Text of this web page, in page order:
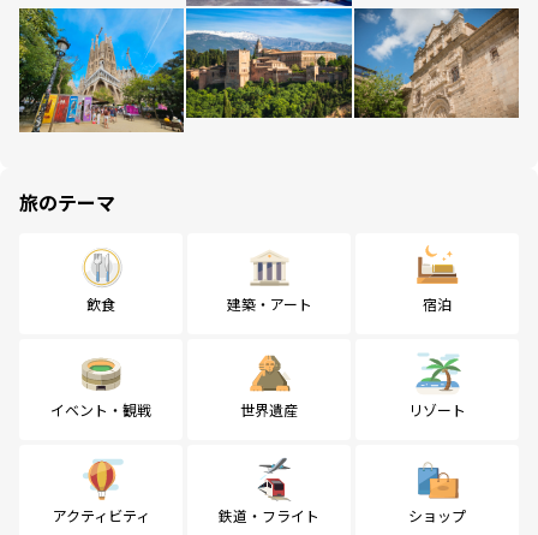
旅のテーマ
飲食 建築・アート 宿泊
イベント・観戦 世界遺産 リゾート
アクティビティ 鉄道・フライト ショップ